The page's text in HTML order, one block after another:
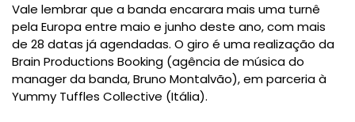
Vale lembrar que a banda encarara mais uma turnê
pela Europa entre maio e junho deste ano, com mais
de 28 datas já agendadas. O giro é uma realização da
Brain Productions Booking (agência de música do
manager da banda, Bruno Montalvão), em parceria à
Yummy Tuffles Collective (Itália).